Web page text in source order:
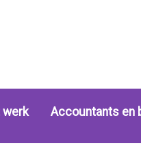
werk Accountants en